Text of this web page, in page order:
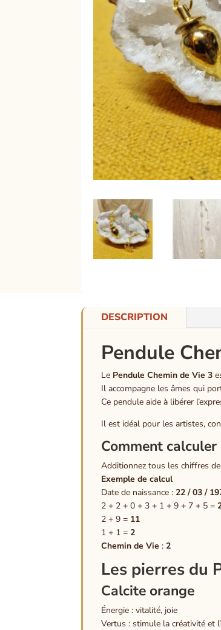
DESCRIPTION
Pendule
Le Pendule Chemin de Vie 3
Il accompagne les âmes qui
Ce pendule aide à libérer
Il est idéal pour les artistes,
Comment calculer
Additionnez tous les chiffres
Exemple de calcul
Date de naissance :22 / 03 /
2 + 2 + 0 + 3 + 1 + 9 + 7 + 5 =
2 + 9 = 11
1 + 1 =2
Chemin de Vie :2
Les pierres du
Calcite orange
Énergie : vitalité, joie
Vertus : stimule la créativité et